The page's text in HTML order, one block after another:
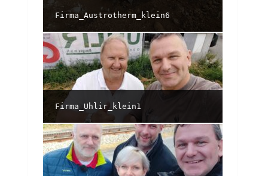
Firma_Austrotherm_klein6
Firma_Uhlir_klein1